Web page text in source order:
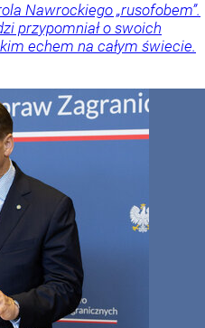
Nawrockiego „rusofobem”.
przypomniał o swoich
echem na całym świecie.